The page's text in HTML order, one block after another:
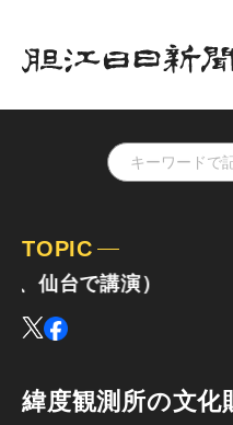
TOPIC
台で講演）
緯度観測所の文化